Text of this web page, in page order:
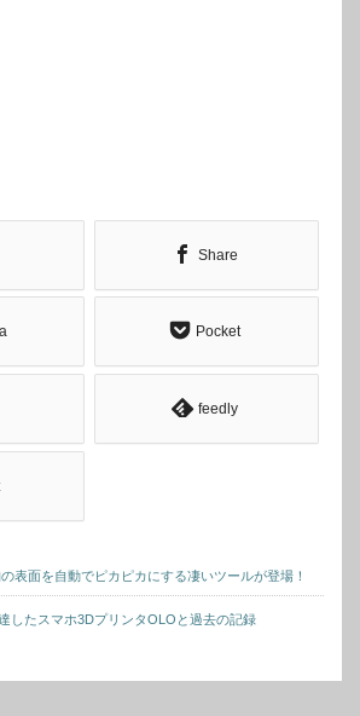
Share
Pocket
feedly
表面を自動でピカピカにする凄いツールが登場！
したスマホ3DプリンタOLOと過去の記録